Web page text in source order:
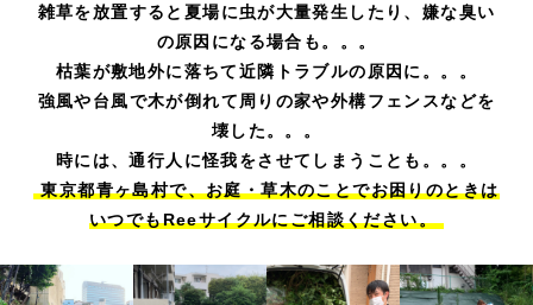
雑草を放置すると夏場に虫が大量発生したり、嫌な臭い
の原因になる場合も。。。
枯葉が敷地外に落ちて近隣トラブルの原因に。。。
強風や台風で木が倒れて周りの家や外構フェンスなどを
壊した。。。
時には、通行人に怪我をさせてしまうことも。。。
東京都青ヶ島村で、お庭・草木のことでお困りのときは
いつでもReeサイクルにご相談ください。